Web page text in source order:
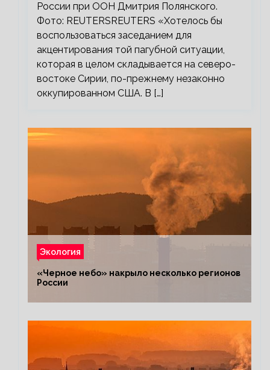
России при ООН Дмитрия Полянского.
Фото: REUTERSREUTERS «Хотелось бы
воспользоваться заседанием для
акцентирования той пагубной ситуации,
которая в целом складывается на северо-
востоке Сирии, по-прежнему незаконно
оккупированном США. В […]
Экология
«Черное небо» накрыло несколько регионов
России